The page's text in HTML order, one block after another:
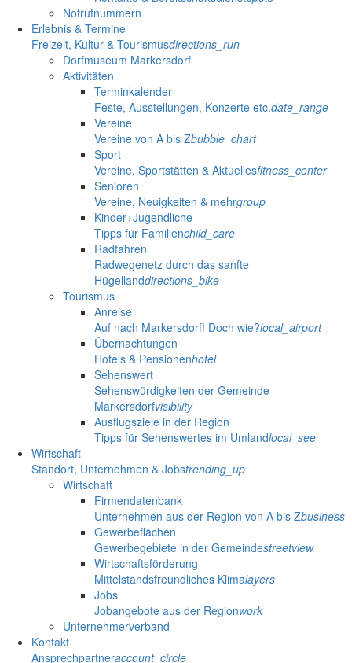
Notrufnummern
Erlebnis & Termine
Freizeit, Kultur & Tourismusdirections_run
Dorfmuseum Markersdorf
Aktivitäten
Terminkalender
Feste, Ausstellungen, Konzerte etc.date_range
Vereine
Vereine von A bis Zbubble_chart
Sport
Vereine, Sportstätten & Aktuellesfitness_center
Senioren
Vereine, Neuigkeiten & mehrgroup
Kinder+Jugendliche
Tipps für Familienchild_care
Radfahren
Radwegenetz durch das sanfte
Hügellanddirections_bike
Tourismus
Anreise
Auf nach Markersdorf! Doch wie?local_airport
Übernachtungen
Hotels & Pensionenhotel
Sehenswert
Sehenswürdigkeiten der Gemeinde
Markersdorfvisibility
Ausflugsziele in der Region
Tipps für Sehenswertes im Umlandlocal_see
Wirtschaft
Standort, Unternehmen & Jobstrending_up
Wirtschaft
Firmendatenbank
Unternehmen aus der Region von A bis Zbusiness
Gewerbeflächen
Gewerbegebiete in der Gemeindestreetview
Wirtschaftsförderung
Mittelstandsfreundliches Klimalayers
Jobs
Jobangebote aus der Regionwork
Unternehmerverband
Kontakt
Ansprechpartneraccount_circle